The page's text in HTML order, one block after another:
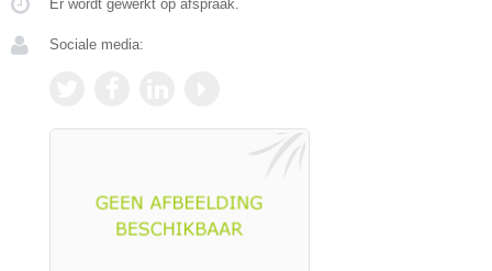
Er wordt gewerkt op afspraak.
Sociale media: